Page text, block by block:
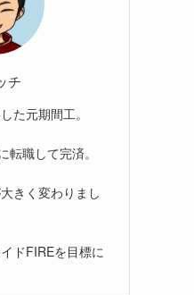
チ
た元期間工。
職して完済。
きく変わりまし
ドFIREを目標に